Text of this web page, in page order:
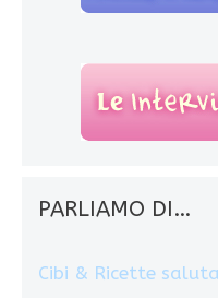
PARLIAMO DI…
Cibi & Ricette